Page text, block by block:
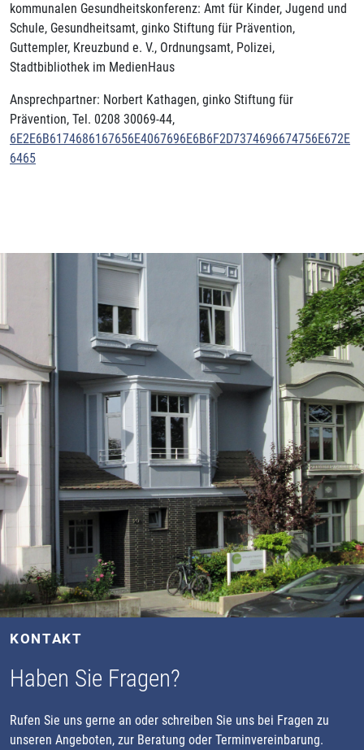
kommunalen Gesundheitskonferenz: Amt für Kinder, Jugend und
Schule, Gesundheitsamt, ginko Stiftung für Prävention,
Guttempler, Kreuzbund e. V., Ordnungsamt, Polizei,
Stadtbibliothek im MedienHaus
Ansprechpartner: Norbert Kathagen, ginko Stiftung für
Prävention, Tel. 0208 30069-44,
6E2E6B6174686167656E4067696E6B6F2D7374696674756E672E
6465
KONTAKT
Haben Sie Fragen?
Rufen Sie uns gerne an oder schreiben Sie uns bei Fragen zu
unseren Angeboten, zur Beratung oder Terminvereinbarung.